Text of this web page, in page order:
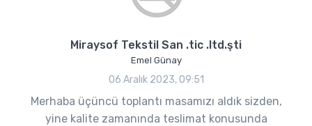
Miraysof Tekstil San .tic .ltd.şti
Emel Günay
06 Aralık 2023, 09:51
Merhaba üçüncü toplantı masamızı aldık sizden,
yine kalite zamanında teslimat konusunda